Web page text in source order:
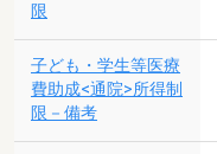
限
子ども・学生等医療
費助成<通院>所得制
限－備考